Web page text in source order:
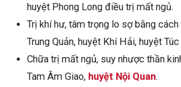
huyệt Phong Long điều trị mất ngủ.
Trị khí hư, tâm trọng lo sợ bằng
Trung Quản, huyệt Khí Hải, huyệt Túc
Chữa trị mất ngủ, suy nhược thần
Tam Âm Giao, huyệt Nội Quan.